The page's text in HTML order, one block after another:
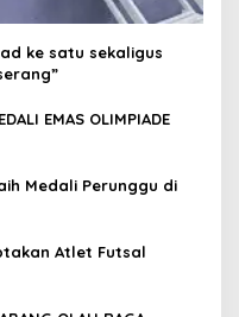
ke satu sekaligus
EMAS OLIMPIADE
Medali Perunggu di
Atlet Futsal